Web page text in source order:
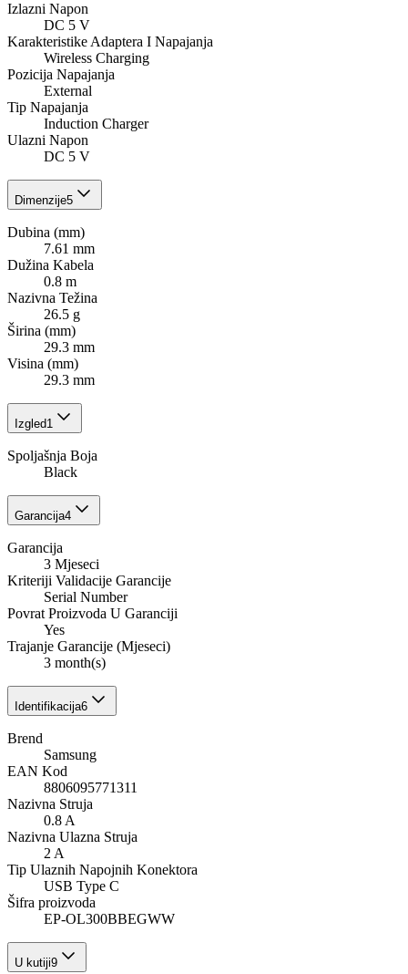
Izlazni Napon
DC 5 V
Karakteristike Adaptera I Napajanja
Wireless Charging
Pozicija Napajanja
External
Tip Napajanja
Induction Charger
Ulazni Napon
DC 5 V
Dimenzije5
Dubina (mm)
7.61 mm
Dužina Kabela
0.8 m
Nazivna Težina
26.5 g
Širina (mm)
29.3 mm
Visina (mm)
29.3 mm
Izgled1
Spoljašnja Boja
Black
Garancija4
Garancija
3 Mjeseci
Kriteriji Validacije Garancije
Serial Number
Povrat Proizvoda U Garanciji
Yes
Trajanje Garancije (Mjeseci)
3 month(s)
Identifikacija6
Brend
Samsung
EAN Kod
8806095771311
Nazivna Struja
0.8 A
Nazivna Ulazna Struja
2 A
Tip Ulaznih Napojnih Konektora
USB Type C
Šifra proizvoda
EP-OL300BBEGWW
U kutiji9